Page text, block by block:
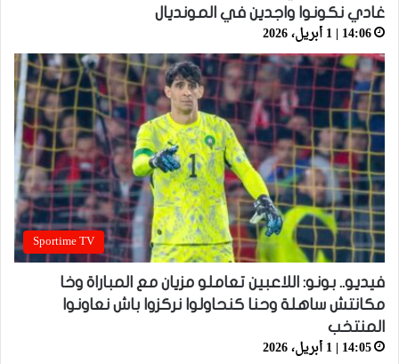
غادي نكونوا واجدين في المونديال
14:06 | 1 أبريل، 2026
Sportime TV
فيديو.. بونو: اللاعبين تعاملو مزيان مع المباراة وخا
مكانتش ساهلة وحنا كنحاولوا نركزوا باش نعاونوا
المنتخب
14:05 | 1 أبريل، 2026